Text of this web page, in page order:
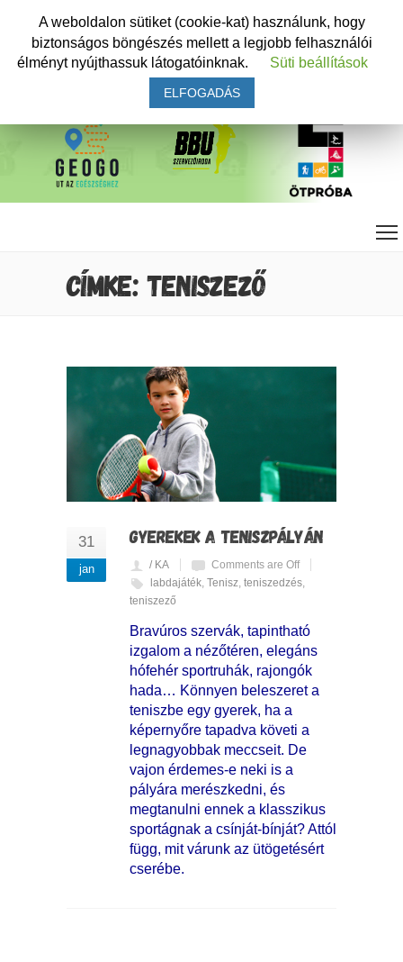
CÍMKE: TENISZEZŐ
31
jan
GYEREKEK A TENISZPÁLYÁN
/ KA
Comments are Off
labdajáték, Tenisz, teniszedzés,
teniszező
Bravúros szervák, tapintható
izgalom a nézőtéren, elegáns
hófehér sportruhák, rajongók
hada… Könnyen beleszeret a
teniszbe egy gyerek, ha a
képernyőre tapadva követi a
legnagyobbak meccseit. De
vajon érdemes-e neki is a
pályára merészkedni, és
megtanulni ennek a klasszikus
sportágnak a csínját-bínját? Attól
függ, mit várunk az ütögetésért
cserébe.
A weboldalon sütiket (cookie-kat) használunk, hogy
biztonságos böngészés mellett a legjobb felhasználói
élményt nyújthassuk látogatóinknak.
Süti beállítások
ELFOGADÁS